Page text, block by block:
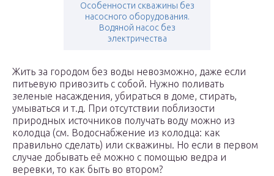
Особенности скважины без
насосного оборудования.
Водяной насос без
электричества
Жить за городом без воды невозможно, даже если
питьевую привозить с собой. Нужно поливать
зеленые насаждения, убираться в доме, стирать,
умываться и т.д. При отсутствии поблизости
природных источников получать воду можно из
колодца (см. Водоснабжение из колодца: как
правильно сделать) или скважины. Но если в первом
случае добывать её можно с помощью ведра и
веревки, то как быть во втором?